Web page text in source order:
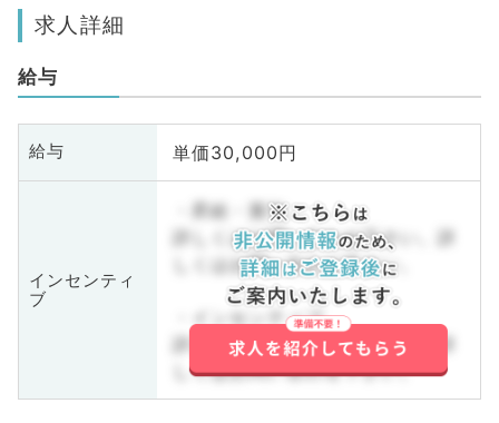
求人詳細
給与
給与 単価30,000円
インセンティ
ブ
・昇給・賞与
詳しくはお問い合わせ下さい。詳
しくはお問い合わせ下さい。
・インセンティブ
詳しくはお問い合わせ下さい。詳
しくはお問い合わせ下さい。